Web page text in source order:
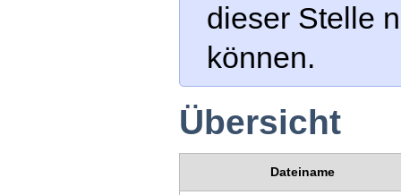
dieser Stelle
können.
Übersicht
Dateiname